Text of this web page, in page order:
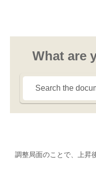
What are
調整局面のことで、上昇